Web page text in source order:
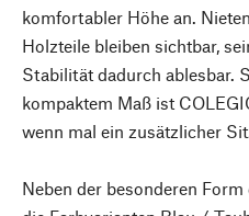
komfortabler Höhe an.
Holzteile bleiben sichtbar,
Stabilität dadurch ablesbar.
kompaktem Maß ist
wenn mal ein zusätzlicher
Neben der besonderen